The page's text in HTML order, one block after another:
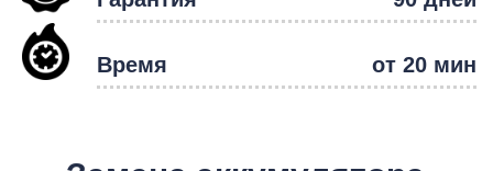
Время от 20 мин